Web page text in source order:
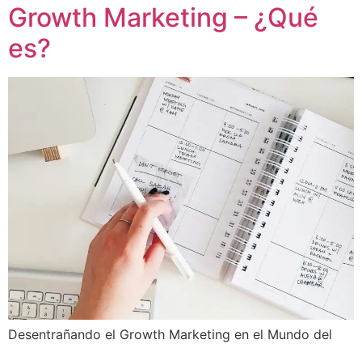
Growth Marketing – ¿Qué
es?
Desentrañando el Growth Marketing en el Mundo del